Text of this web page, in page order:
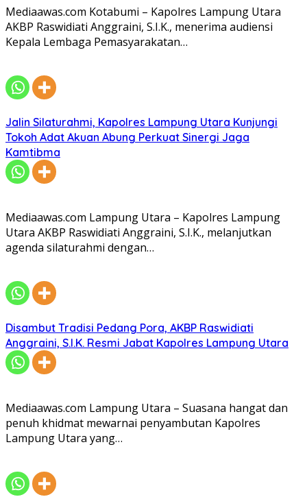
Mediaawas.com Kotabumi – Kapolres Lampung Utara
AKBP Raswidiati Anggraini, S.I.K., menerima audiensi
Kepala Lembaga Pemasyarakatan…
Jalin Silaturahmi, Kapolres Lampung Utara Kunjungi
Tokoh Adat Akuan Abung Perkuat Sinergi Jaga
Kamtibma
Mediaawas.com Lampung Utara – Kapolres Lampung
Utara AKBP Raswidiati Anggraini, S.I.K., melanjutkan
agenda silaturahmi dengan…
Disambut Tradisi Pedang Pora, AKBP Raswidiati
Anggraini, S.I.K. Resmi Jabat Kapolres Lampung Utara
Mediaawas.com Lampung Utara – Suasana hangat dan
penuh khidmat mewarnai penyambutan Kapolres
Lampung Utara yang…